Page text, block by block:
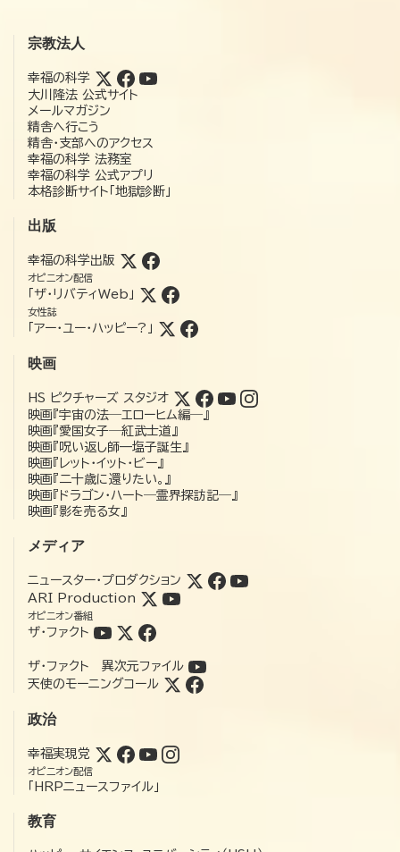
宗教法人
幸福の科学
大川隆法 公式サイト
メールマガジン
精舎へ行こう
精舎・支部へのアクセス
幸福の科学 法務室
幸福の科学 公式アプリ
本格診断サイト「地獄診断」
出版
幸福の科学出版
オピニオン配信
「ザ・リバティWeb」
女性誌
「アー・ユー・ハッピー?」
映画
HS ピクチャーズ スタジオ
映画『宇宙の法―エローヒム編―』
映画『愛国女子―紅武士道』
映画『呪い返し師—塩子誕生』
映画『レット・イット・ビー』
映画『二十歳に還りたい。』
映画『ドラゴン・ハート―霊界探訪記―』
映画『影を売る女』
メディア
ニュースター・プロダクション
ARI Production
オピニオン番組
ザ・ファクト
ザ・ファクト 異次元ファイル
天使のモーニングコール
政治
幸福実現党
オピニオン配信
「HRPニュースファイル」
教育